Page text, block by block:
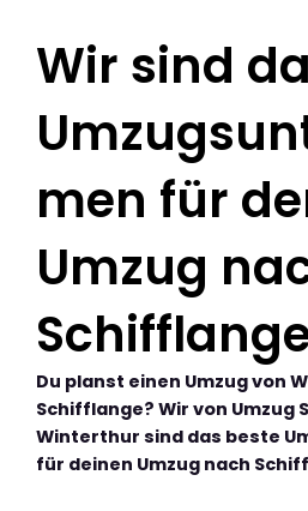
Wir sind
men für
Umzug
Du planst einen Umzug von
Schifflange? Wir von Umzug
Winterthur sind das beste
für deinen Umzug nach